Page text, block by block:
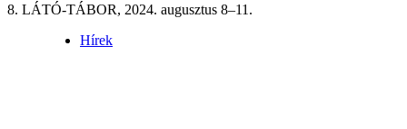
8. LÁTÓ-TÁBOR, 2024. augusztus 8–11.
Hírek